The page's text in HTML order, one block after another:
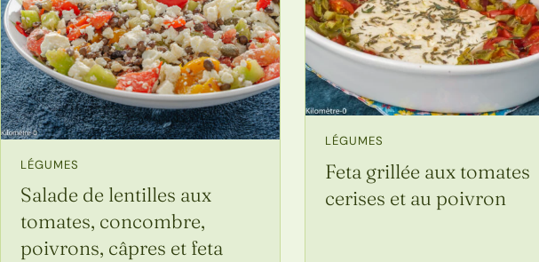
LÉGUMES
Salade de lentilles aux
tomates, concombre,
poivrons, câpres et feta
LÉGUMES
Feta grillée aux tomates
cerises et au poivron